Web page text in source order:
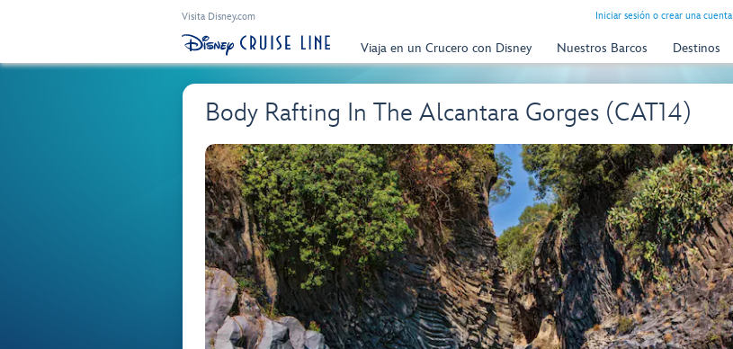
Visita Disney.com Iniciar sesión o crear una cuenta
Viaja en un Crucero con Disney Nuestros Barcos Destinos
Body Rafting In The Alcantara Gorges (CAT14)